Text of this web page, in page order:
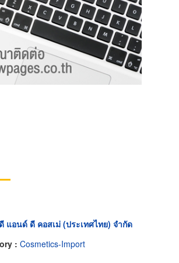
แอนด์ ดี คอสเม่ (ประเทศไทย) จำกัด
: Cosmetics-Import